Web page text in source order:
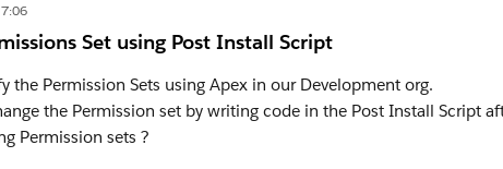
Set using Post Install Script
the Permission Sets using Apex in our Development org.
the Permission set by writing code in the Post Install Script
Permission sets ?